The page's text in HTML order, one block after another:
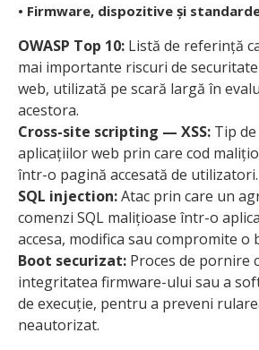
• Firmware, dispozitive și
OWASP Top 10: Listă de referință
mai importante riscuri de
web, utilizată pe scară largă în
acestora.
Cross-site scripting — XSS: Tip
aplicațiilor web prin care cod
într-o pagină accesată de utilizatori.
SQL injection:Atac prin care un
comenzi SQL malițioase într-o
accesa, modifica sau compromite o
Boot securizat: Proces de pornire
integritatea firmware-ului sau a
de execuție, pentru a preveni
neautorizat.